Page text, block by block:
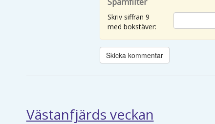
Skriv siffran 9
med bokstäver:
Västanfjärds veckan